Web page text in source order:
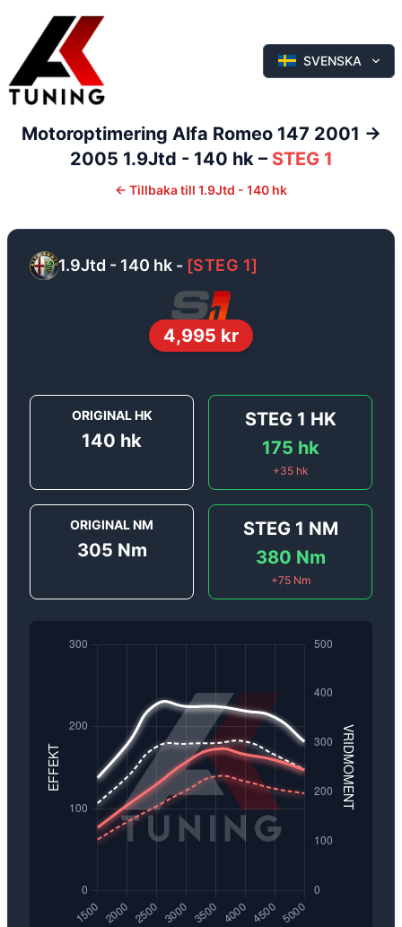
SVENSKA
Motoroptimering Alfa Romeo 147 2001 ->
2005 1.9Jtd - 140 hk– STEG 1
← Tillbaka till 1.9Jtd - 140 hk
1.9Jtd - 140 hk - [STEG 1]
4,995 kr
ORIGINAL HK
140 hk
STEG 1 HK
175 hk
+35hk
ORIGINAL NM
305 Nm
STEG 1 NM
380 Nm
+75Nm